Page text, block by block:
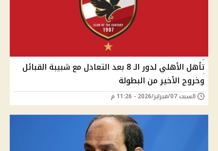
تأهل الأهلي لدور الـ 8 بعد التعادل مع شبيبة القبائل
وخروج الأخير من البطولة
السبت 07/فبراير/2026 - 11:26 م